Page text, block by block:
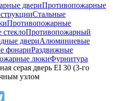
двериПротивопожарные
Стальные
Противопожарные
Противопожарный
двериАлюминиевые
фонариРаздвижные
люкиФурнитура
серая дверь EI 30 (3-го
узлом